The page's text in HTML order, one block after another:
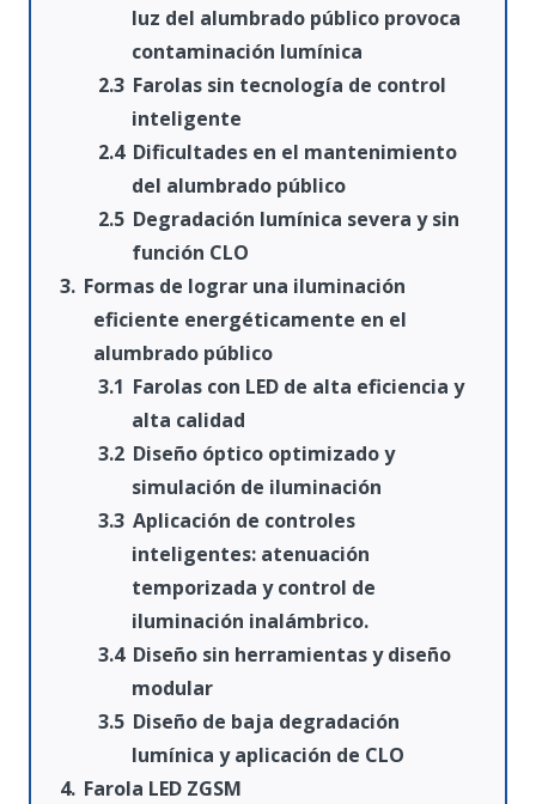
luz del alumbrado público provoca
contaminación lumínica
Farolas sin tecnología de control
inteligente
Dificultades en el mantenimiento
del alumbrado público
Degradación lumínica severa y sin
función CLO
Formas de lograr una iluminación
eficiente energéticamente en el
alumbrado público
Farolas con LED de alta eficiencia y
alta calidad
Diseño óptico optimizado y
simulación de iluminación
Aplicación de controles
inteligentes: atenuación
temporizada y control de
iluminación inalámbrico.
Diseño sin herramientas y diseño
modular
Diseño de baja degradación
lumínica y aplicación de CLO
Farola LED ZGSM